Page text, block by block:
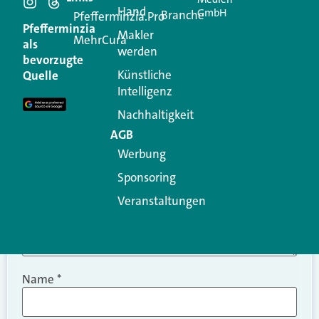
Kommentar
Ihre E-Mail-Adresse wird nicht veröffentlicht.
Erforderliche Felder sind mit
Kommentar
Name *
Pfefferminzia
als
bevorzugte
Quelle
Pfefferminzia.Pro
MehrCura
Hand
Makler
werden
Künstliche
Intelligenz
Nachhaltigkeit
AGB
Werbung
Sponsoring
Veranstaltungen
BrancheGmbH